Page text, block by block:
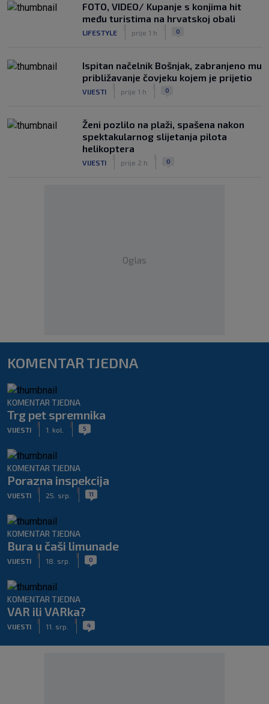
FOTO, VIDEO/ Kupanje s konjima hit
među turistima na hrvatskoj obali
LIFESTYLE prije 1 h 0
Ispitan načelnik Bošnjak, zabranjeno mu
približavanje čovjeku kojem je prijetio
VIJESTI prije 1 h 0
Ženi pozlilo na plaži, spašena nakon
spektakularnog slijetanja pilota
helikoptera
VIJESTI prije 2 h 0
Oglas
KOMENTAR TJEDNA
KOMENTAR TJEDNA
Trg pet spremnika
VIJESTI 1. kol. 5
KOMENTAR TJEDNA
Porazna inspekcija
VIJESTI 25. srp. 11
KOMENTAR TJEDNA
Bura u čaši limunade
VIJESTI 18. srp. 0
KOMENTAR TJEDNA
VAR ili VARka?
VIJESTI 11. srp. 4